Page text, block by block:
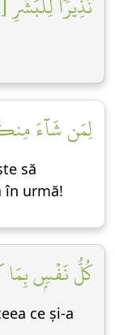
لِمَن شَآءَ
să
în urmă!
كُلُّ نَفۡسِۭ بِمَا
ce și-a